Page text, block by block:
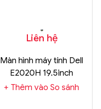
Liên hệ
Màn hình máy tính Dell
E2020H 19.5inch
Thêm vào So sánh